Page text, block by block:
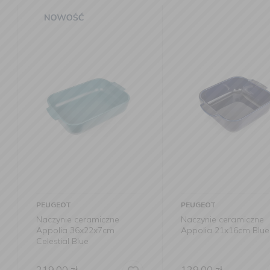
Naczynie ceramiczne
Appolia 21x16cm Blue
Naczynie
do